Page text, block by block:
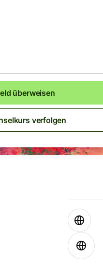
überweisen
verfolgen